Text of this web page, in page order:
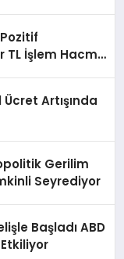
TL İşlem Hacmi
Ücret Artışında
Gerilim
Seyrediyor
Başladı ABD